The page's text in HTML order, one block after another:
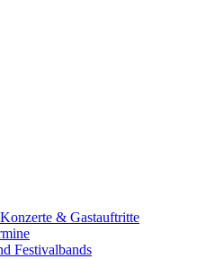
& Gastauftritte
Festivalbands